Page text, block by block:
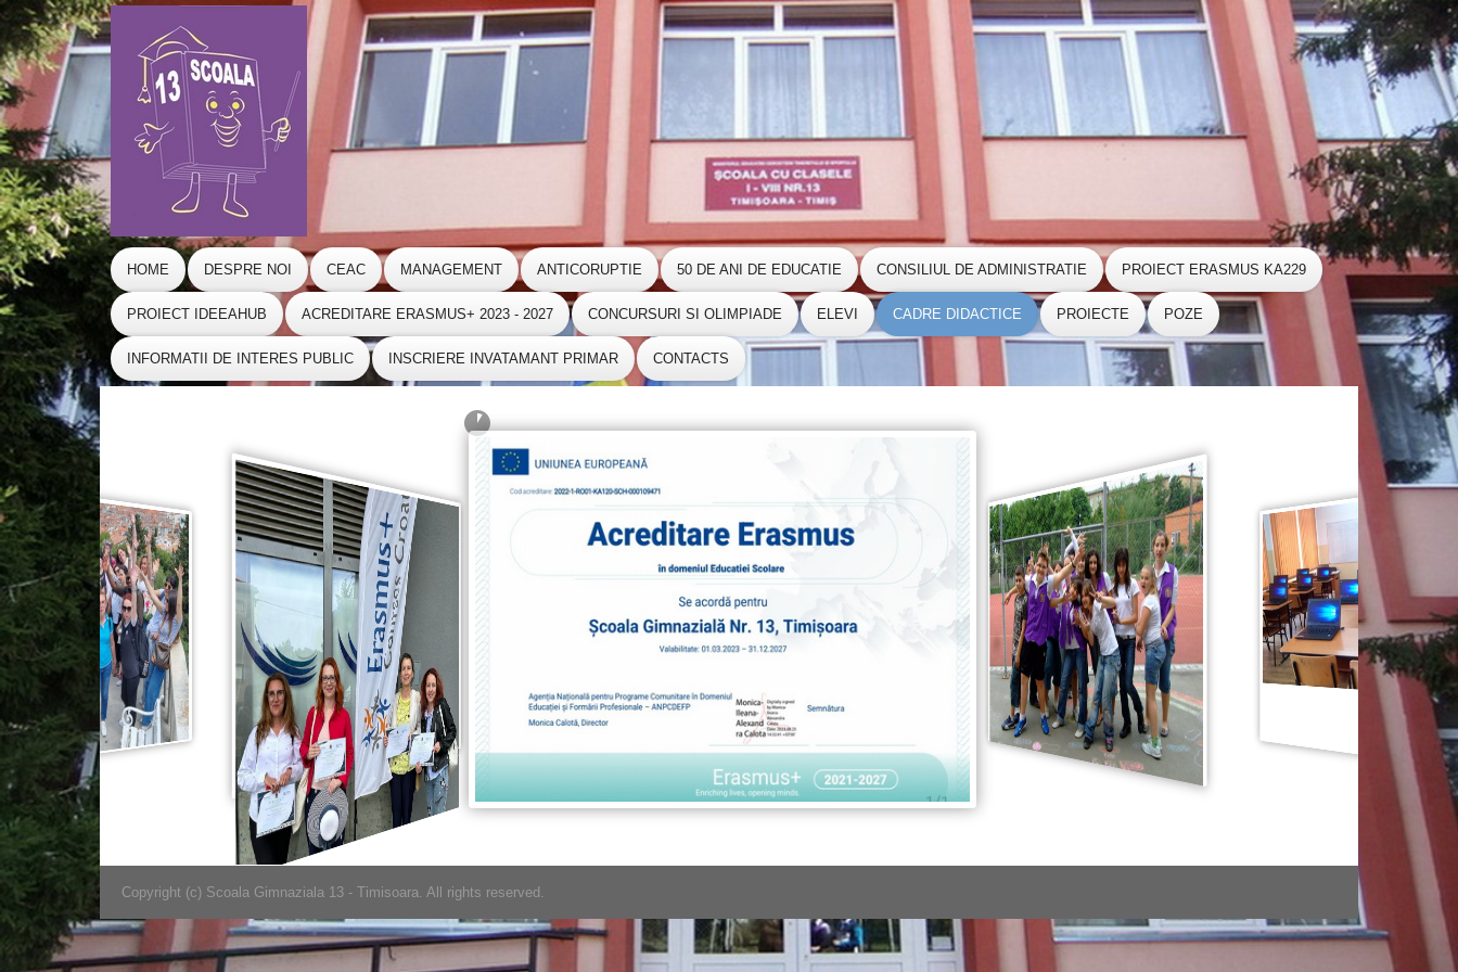
HOME DESPRE NOI CEAC MANAGEMENT ANTICORUPTIE 50 DE ANI DE EDUCATIE CONSILIUL DE ADMINISTRATIE PROIECT ERASMUS KA229
PROIECT IDEEAHUB ACREDITARE ERASMUS+ 2023 - 2027 CONCURSURI SI OLIMPIADE ELEVI CADRE DIDACTICE PROIECTE POZE
INFORMATII DE INTERES PUBLIC INSCRIERE INVATAMANT PRIMAR CONTACTS
Copyright (c) Scoala Gimnaziala 13 - Timisoara. All rights reserved.